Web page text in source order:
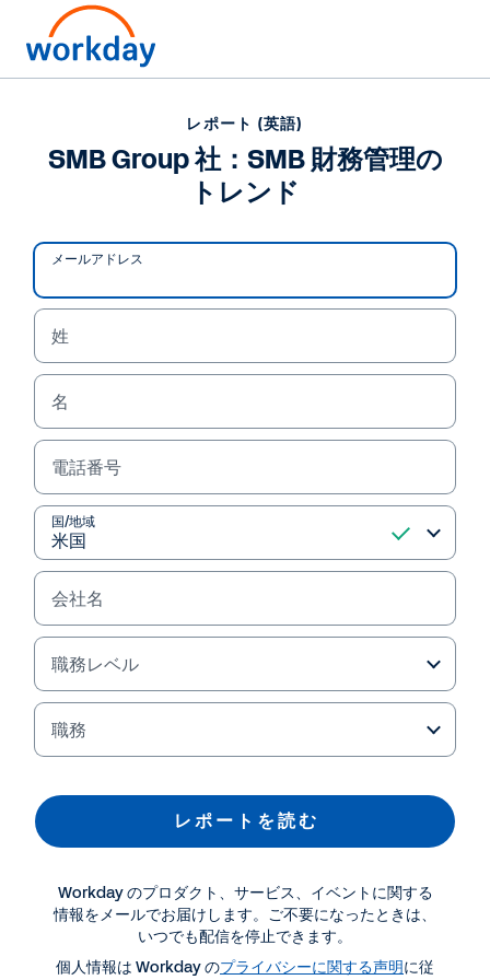
SMB Group 社：SMB 財
務管理のトレンド
SMB の財務リーダー 751 人が、企業 (および財務管
与えるトレンドについてどのような見解を持ってい
るかをご確認ください。
レ ポ ー ト を 読 む
資料ダウンロード・関連情報
SMB Group 社：SMB 財務管理のトレンド
レポート (英語)
SMB Group 社：SMB 財務管理の
トレンド
メールアドレス
姓
名
電話番号
国/地域
会社名
職務レベル
職務
レ ポ ー ト を 読 む
Workday のプロダクト、サービス、イベントに関する
情報をメールでお届けします。ご不要になったときは、
いつでも配信を停止できます。
個人情報は Workday のプライバシーに関する声明に従